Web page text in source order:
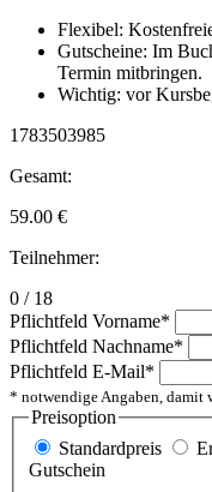
Flexibel:
Gutscheine: Im
Termin mitbringen.
Wichtig: vor
1783503985
Gesamt:
59.00 €
Teilnehmer:
0 / 18
Pflichtfeld Vorname*
Pflichtfeld Nachname*
Pflichtfeld E-Mail*
* notwendige Angaben, damit
Preisoption
Standardpreis
Gutschein